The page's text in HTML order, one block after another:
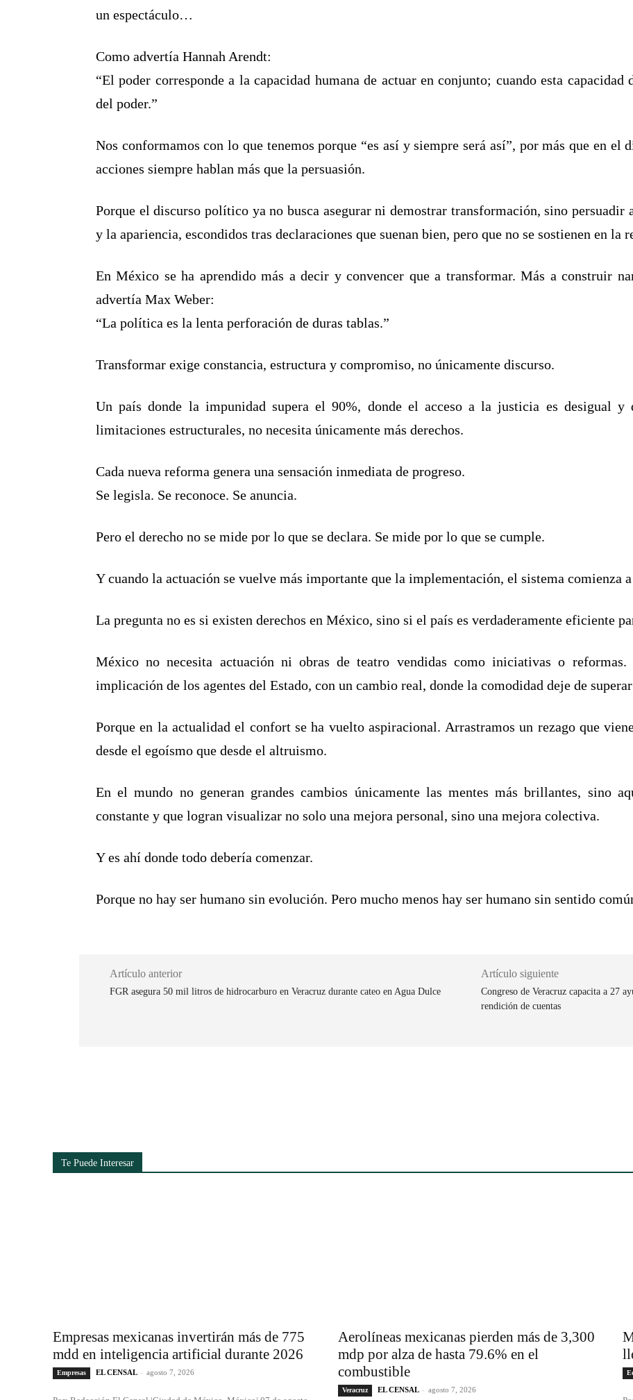
un espectáculo…
Como advertía Hannah Arendt:
“El poder corresponde a la capacidad humana de actuar en conjunto; cuando esta capacidad
del poder.”
Nos conformamos con lo que tenemos porque “es así y siempre será así”, por más que en el
acciones siempre hablan más que la persuasión.
Porque el discurso político ya no busca asegurar ni demostrar transformación, sino persuadir
y la apariencia, escondidos tras declaraciones que suenan bien, pero que no se sostienen en la
En México se ha aprendido más a decir y convencer que a transformar. Más a construir
advertía Max Weber:
“La política es la lenta perforación de duras tablas.”
Transformar exige constancia, estructura y compromiso, no únicamente discurso.
Un país donde la impunidad supera el 90%, donde el acceso a la justicia es desigual y
limitaciones estructurales, no necesita únicamente más derechos.
Cada nueva reforma genera una sensación inmediata de progreso.
Se legisla. Se reconoce. Se anuncia.
Pero el derecho no se mide por lo que se declara. Se mide por lo que se cumple.
Y cuando la actuación se vuelve más importante que la implementación, el sistema comienza
La pregunta no es si existen derechos en México, sino si el país es verdaderamente eficiente
México no necesita actuación ni obras de teatro vendidas como iniciativas o
implicación de los agentes del Estado, con un cambio real, donde la comodidad deje de
Porque en la actualidad el confort se ha vuelto aspiracional. Arrastramos un rezago que
desde el egoísmo que desde el altruismo.
En el mundo no generan grandes cambios únicamente las mentes más brillantes, sino
constante y que logran visualizar no solo una mejora personal, sino una mejora colectiva.
Y es ahí donde todo debería comenzar.
Porque no hay ser humano sin evolución. Pero mucho menos hay ser humano sin sentido
Artículo anterior
FGR asegura 50 mil litros de hidrocarburo en Veracruz durante cateo en Agua Dulce
Artículo siguiente
Congreso de Veracruz capacita a 27
rendición de cuentas
Te Puede Interesar
Empresas mexicanas invertirán más de 775
mdd en inteligencia artificial durante 2026
Empresas EL CENSAL - agosto 7, 2026
Aerolíneas mexicanas pierden más de 3,300
mdp por alza de hasta 79.6% en el
combustible
Veracruz EL CENSAL - agosto 7, 2026